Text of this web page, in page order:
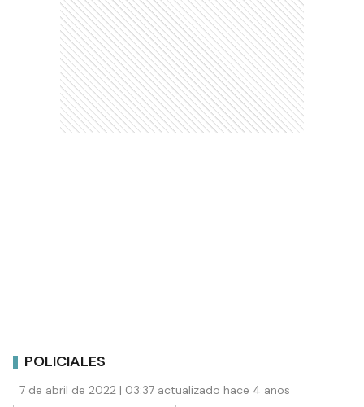
POLICIALES
7 de abril de 2022 | 03:37 actualizado hace 4 años